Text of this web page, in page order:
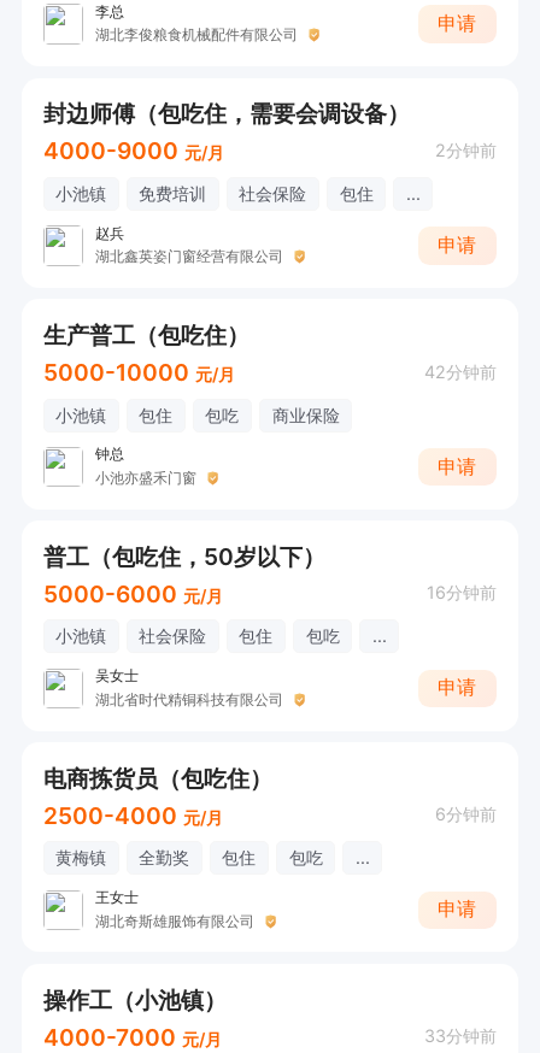
李总
湖北李俊粮食机械配件有限公司
申请
封边师傅（包吃住，需要会调设备）
4000-9000 元/月 2分钟前
小池镇 免费培训 社会保险 包住 ...
赵兵
湖北鑫英姿门窗经营有限公司
申请
生产普工（包吃住）
5000-10000 元/月 42分钟前
小池镇 包住 包吃 商业保险
钟总
小池亦盛禾门窗
申请
普工（包吃住，50岁以下）
5000-6000 元/月 16分钟前
小池镇 社会保险 包住 包吃 ...
吴女士
湖北省时代精铜科技有限公司
申请
电商拣货员（包吃住）
2500-4000 元/月 6分钟前
黄梅镇 全勤奖 包住 包吃 ...
王女士
湖北奇斯雄服饰有限公司
申请
操作工（小池镇）
4000-7000 元/月 33分钟前